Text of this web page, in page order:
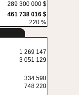
289 300 000 $
461 738 016 $
220 %
1 269 147
3 051 129
334 590
748 220